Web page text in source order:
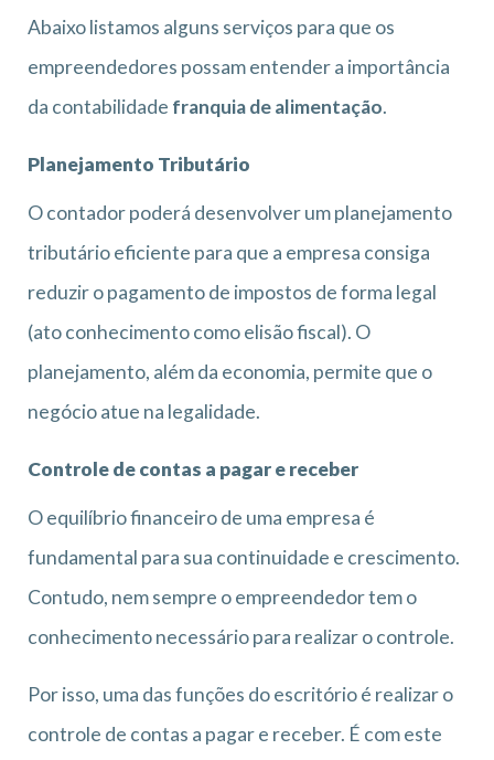
Abaixo listamos alguns serviços para que os
empreendedores possam entender a importância
da contabilidade franquia de alimentação.
Planejamento Tributário
O contador poderá desenvolver um planejamento
tributário eficiente para que a empresa consiga
reduzir o pagamento de impostos de forma legal
(ato conhecimento como elisão fiscal). O
planejamento, além da economia, permite que o
negócio atue na legalidade.
Controle de contas a pagar e receber
O equilíbrio financeiro de uma empresa é
fundamental para sua continuidade e crescimento.
Contudo, nem sempre o empreendedor tem o
conhecimento necessário para realizar o controle.
Por isso, uma das funções do escritório é realizar o
controle de contas a pagar e receber. É com este